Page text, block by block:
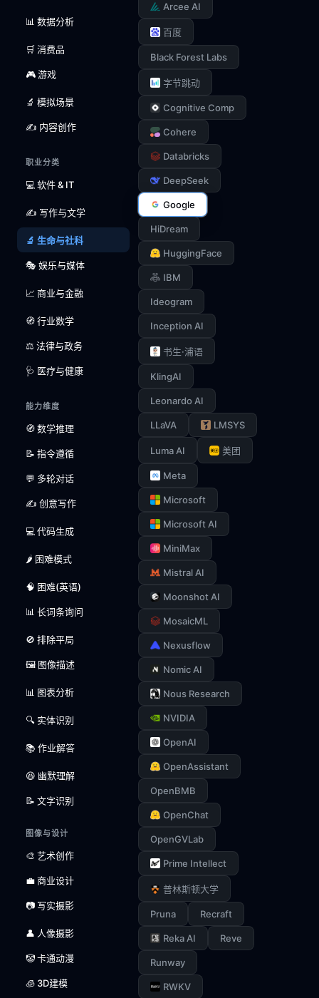
📊 数据分析
🛒 消费品
🎮 游戏
🔬 模拟场景
✍️ 内容创作
职业分类
💻 软件 & IT
✍️ 写作与文学
🔬 生命与社科
🎭 娱乐与媒体
📈 商业与金融
🧭 行业数学
⚖️ 法律与政务
🩺 医疗与健康
能力维度
🧭 数学推理
📝 指令遵循
💬 多轮对话
✍️ 创意写作
💻 代码生成
🌶️ 困难模式
🧠 困难(英语)
📊 长词条询问
🚫 排除平局
🖼️ 图像描述
📊 图表分析
🔍 实体识别
📚 作业解答
😆 幽默理解
📝 文字识别
图像与设计
🎨 艺术创作
💼 商业设计
📷 写实摄影
👤 人像摄影
🤡 卡通动漫
🧊 3D建模
Arcee AI
百度
Black Forest Labs
字节跳动
Cognitive Comp
Cohere
Databricks
DeepSeek
Google
HiDream
HuggingFace
IBM
Ideogram
Inception AI
书生·浦语
KlingAI
Leonardo AI
LLaVA LMSYS
Luma AI 美团
Meta
Microsoft
Microsoft AI
MiniMax
Mistral AI
Moonshot AI
MosaicML
Nexusflow
Nomic AI
Nous Research
NVIDIA
OpenAI
OpenAssistant
OpenBMB
OpenChat
OpenGVLab
Prime Intellect
普林斯顿大学
Pruna Recraft
Reka AI Reve
Runway
RWKV